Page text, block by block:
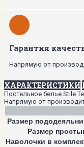
Гарантия
Напрямую от
ХАРАКТЕРИСТИКИ
Постельное белье Stile
Напрямую от
Размер
Размер
Наволочки в